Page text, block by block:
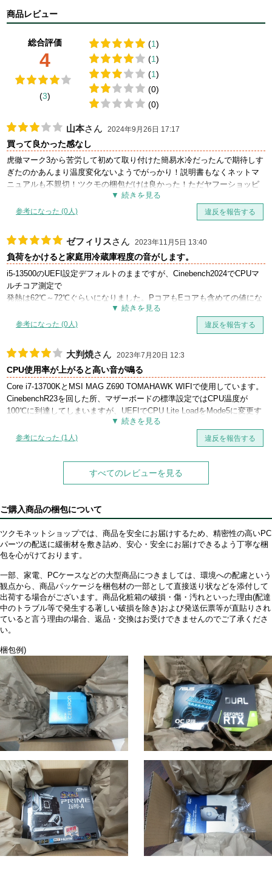
商品レビュー
総合評価
4
(3)
(1)
(1)
(1)
(0)
(0)
山本さん 2024年9月26日 17:17
買って良かった感なし
虎徹マーク3から苦労して初めて取り付けた簡易水冷だったんで期待しす
ぎたのかあんまり温度変化ないようでがっかり！説明書もなくネットマ
ニュアルも不親切！ツクモの梱包だけは良かった！ただヤフーショッピ
ング通せば安く買えたのを次の日にしってキャンセルできずがっかり！
ただただがっかりが多い買い物になった
参考になった (0人) 違反を報告する
ゼフィリスさん 2023年11月5日 13:40
負荷をかけると家庭用冷蔵庫程度の音がします。
i5-13500のUEFI設定デフォルトのままですが、Cinebench2024でCPUマ
ルチコア測定で
発熱は62℃～72℃ぐらいになりました。PコアもEコアも含めての値にな
ターボブーストは、100%ロードで3.3GHzで動いていました。
13500の定格は2.5GHzなので、充分な性能が出ていると感じます。
使用率26～40%程度のワークを走らせるとほぼ4.3GHz駆動(32℃程度)に
なります。
初めての簡易水冷で、ポンプ音が心配でしたがあまり気になりませんで
した。
高負荷時は、家庭にある500ℓ程度の冷蔵庫の音と同等ぐらいでしょう
ただ、初回取り付け時に水冷ヘッドの保護シール剥がし忘れで即90℃に
冷えないときは、保護シールを確認してみてください。
参考になった (0人) 違反を報告する
大判焼さん 2023年7月20日 12:3
CPU使用率が上がると高い音が鳴る
Core i7-13700KとMSI MAG Z690 TOMAHAWK WIFIで使用しています。
CinebenchR23を回した所、マザーボードの標準設定ではCPU温度が
100℃に到達してしまいますが、UEFIでCPU Lite LoadをMode5に変更す
ることで80℃台にすることができました。
Cinebencやゲーム中など負荷がかかるときに、ポンプ部分から『キュー
参考になった (1人) 違反を報告する
すべてのレビューを見る
ご購入商品の梱包について
ツクモネットショップでは、商品を安全にお届けするため、精密性の高いPC
パーツの配送に緩衝材を敷き詰め、安心・安全にお届けできるよう丁寧な梱
包を心がけております。
一部、家電、PCケースなどの大型商品につきましては、環境への配慮という
観点から、商品パッケージを梱包材の一部として直接送り状などを添付して
出荷する場合がございます。商品化粧箱の破損・傷・汚れといった理由(配達
中のトラブル等で発生する著しい破損を除き)および発送伝票等が直貼りされ
ていると言う理由の場合、返品・交換はお受けできませんのでご了承くださ
い。
梱包例)